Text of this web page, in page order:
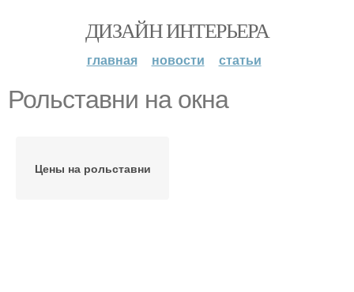
ДИЗАЙН ИНТЕРЬЕРА
главная новости статьи
Рольставни на окна
Цены на рольставни